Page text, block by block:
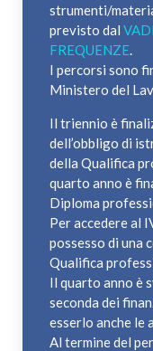
strumenti/
previsto dal
FREQUENZE.
I percorsi sono
Ministero del
Il triennio è
dell’obbligo di
della Qualifica
quarto anno è
Diploma
Per accedere al
possesso di una
Qualifica
Il quarto anno è
seconda dei
esserlo anche le
Al termine del